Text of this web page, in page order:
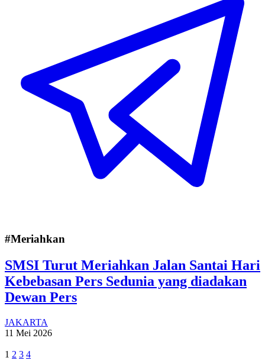
#Meriahkan
SMSI Turut Meriahkan Jalan Santai Hari
Kebebasan Pers Sedunia yang diadakan
Dewan Pers
JAKARTA
11 Mei 2026
1 2 3 4